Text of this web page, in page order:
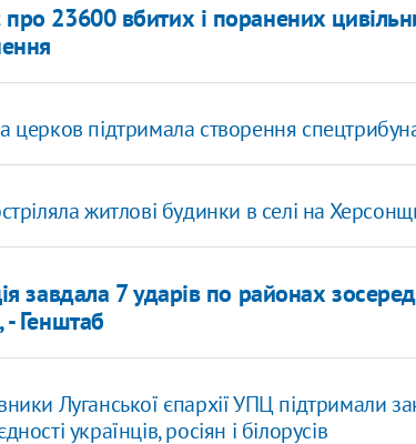
23600 вбитих і поранених
церков підтримала створення
житлові будинки в селі на
завдала 7 ударів по районах
Генштаб
Луганської єпархії УПЦ підтримали
українців, росіян і білорусів